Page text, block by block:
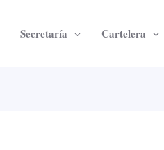
Secretaría Cartelera